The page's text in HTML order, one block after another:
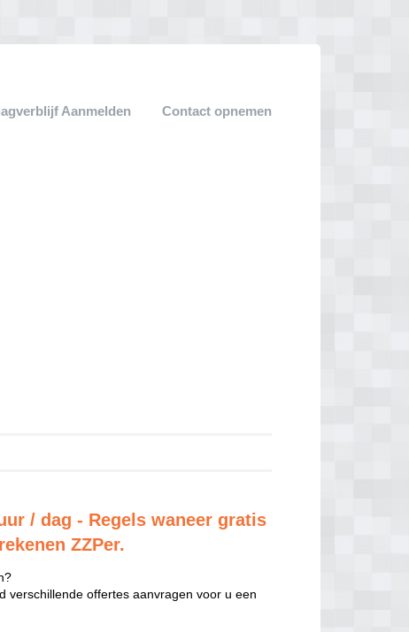
Aanmelden Contact opnemen
/ dag - Regels waneer gratis
ZZPer.
verschillende offertes aanvragen voor u een